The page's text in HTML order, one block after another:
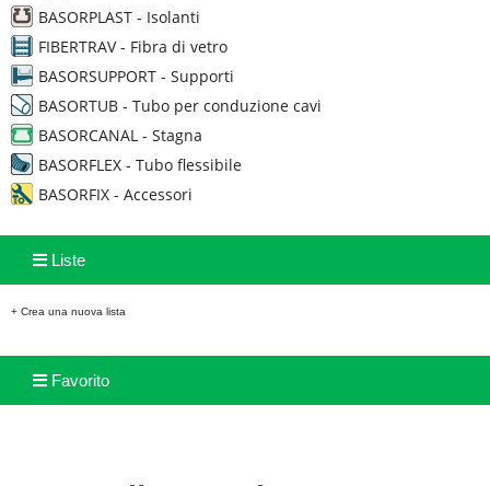
BASORPLAST - Isolanti
FIBERTRAV - Fibra di vetro
BASORSUPPORT - Supporti
BASORTUB - Tubo per conduzione cavi
BASORCANAL - Stagna
BASORFLEX - Tubo flessibile
BASORFIX - Accessori
Liste
+ Crea una nuova lista
Favorito